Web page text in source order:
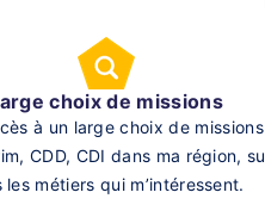
choix de missions
à un large choix de missions
CDD, CDI dans ma région,
les métiers qui m’intéressent.